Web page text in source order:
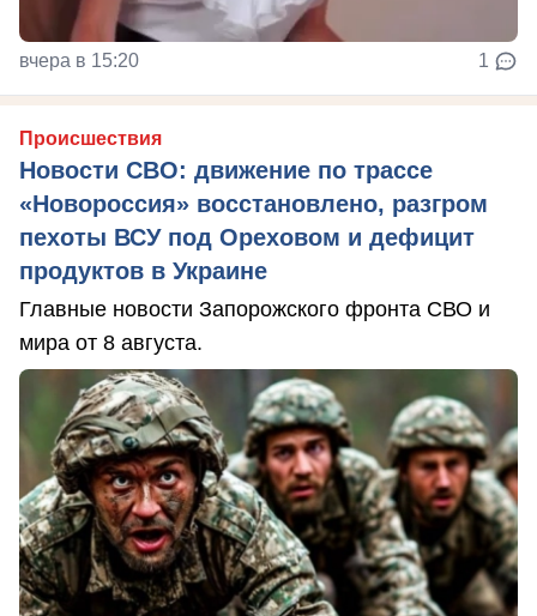
вчера в 15:20 1
Происшествия
Новости СВО: движение по трассе
«Новороссия» восстановлено, разгром
пехоты ВСУ под Ореховом и дефицит
продуктов в Украине
Главные новости Запорожского фронта СВО и
мира от 8 августа.